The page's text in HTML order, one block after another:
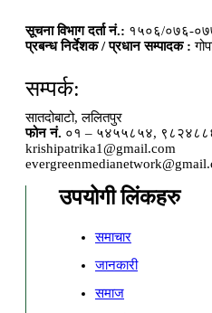
सूचना विभाग दर्ता नं.: १५०६/०७६-
प्रबन्ध निर्देशक / प्रधान सम्पादक :
सम्पर्क:
सातदोबाटो, ललितपुर
फोन नं. ०१ – ५४५५८५४,
krishipatrika1@gmail.com
उपयोगी लिंकहरु
समाचार
जानकारी
समाज